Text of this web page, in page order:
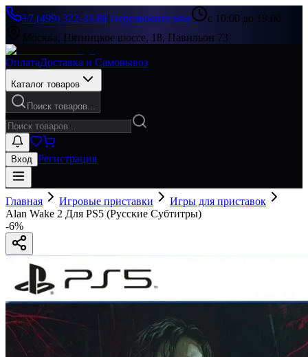
+7 (499) 322-33-86|Перезвоните мне
с 10:00 до 19:00
Москва, Пятницкое шоссе, 18, Павильон 73
ОплатаДоставка и Самовывоз
Каталог товаров
Поиск товаров...
Вход Регистрация
Главная Игровые приставки
Игры для приставок
Alan Wake 2 Для PS5 (Русские Субтитры)
-6%